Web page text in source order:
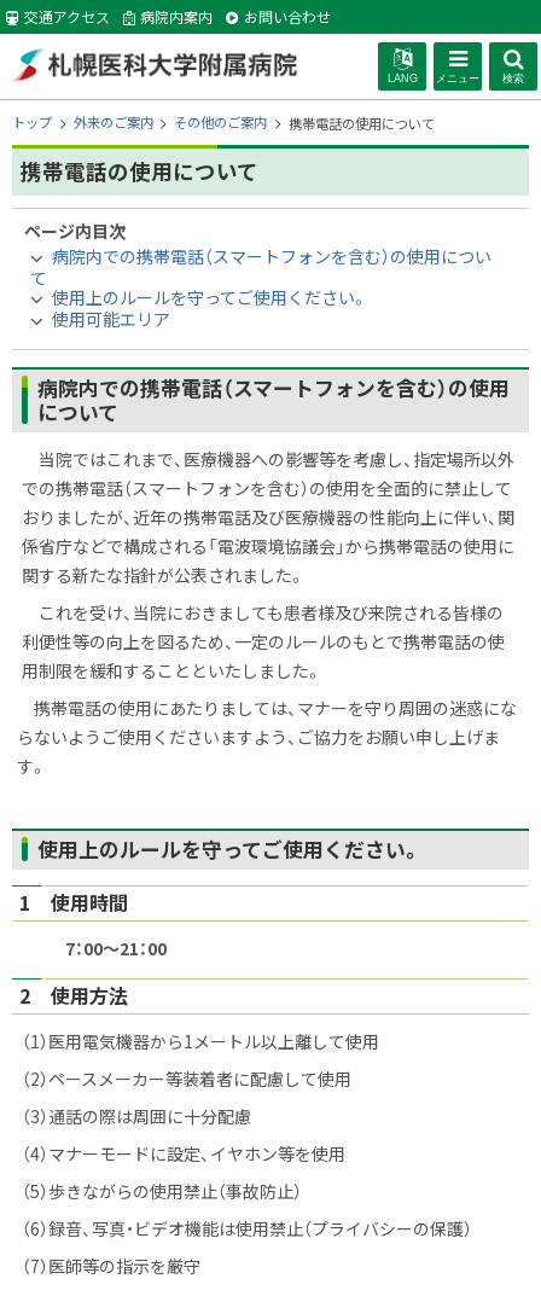
本
へ
交通アクセス 病院内案内 お問い合わせ
札幌医科大学附
属病院
LANG メニュー 検索
現
在
位
置
の
階
トップ 外来のご案内 その他のご案内 携帯電話の使用について
携帯電話の使用について
ページ内目次
病院内での携帯電話（スマートフォンを含む）の使用につい
て
使用上のルールを守ってご使用ください。
使用可能エリア
病院内での携帯電話（スマートフォンを含む）の使用
について
当院ではこれまで、医療機器への影響等を考慮し、指定場所以外
での携帯電話（スマートフォンを含む）の使用を全面的に禁止して
おりましたが、近年の携帯電話及び医療機器の性能向上に伴い、関
係省庁などで構成される「電波環境協議会」から携帯電話の使用に
関する新たな指針が公表されました。
これを受け、当院におきましても患者様及び来院される皆様の
利便性等の向上を図るため、一定のルールのもとで携帯電話の使
用制限を緩和することといたしました。
携帯電話の使用にあたりましては、マナーを守り周囲の迷惑にな
らないようご使用くださいますよう、ご協力をお願い申し上げま
す。
ト
ッ
プ
る
使用上のルールを守ってご使用ください。
1 使用時間
7：00～21：00
2 使用方法
（1）医用電気機器から1メートル以上離して使用
（2）ペースメーカー等装着者に配慮して使用
（3）通話の際は周囲に十分配慮
（4）マナーモードに設定、イヤホン等を使用
（5）歩きながらの使用禁止（事故防止）
（6）録音、写真・ビデオ機能は使用禁止（プライバシーの保護）
（7） 医師等の指示を厳守